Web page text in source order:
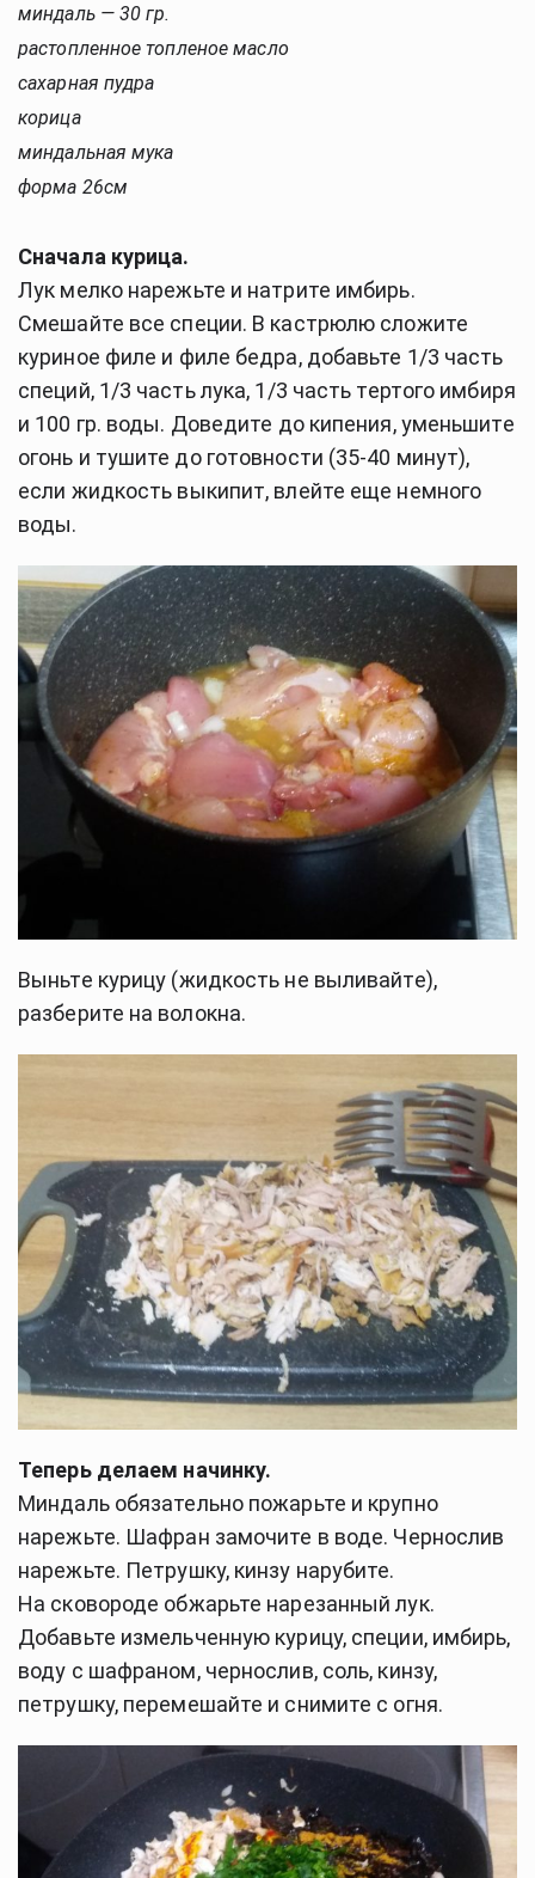
миндаль — 30 гр.
растопленное топленое масло
сахарная пудра
корица
миндальная мука
форма 26см
Сначала курица.
Лук мелко нарежьте и натрите имбирь.
Смешайте все специи. В кастрюлю сложите
куриное филе и филе бедра, добавьте 1/3 часть
специй, 1/3 часть лука, 1/3 часть тертого имбиря
и 100 гр. воды. Доведите до кипения, уменьшите
огонь и тушите до готовности (35-40 минут),
если жидкость выкипит, влейте еще немного
воды.
Выньте курицу (жидкость не выливайте),
разберите на волокна.
Теперь делаем начинку.
Миндаль обязательно пожарьте и крупно
нарежьте. Шафран замочите в воде. Чернослив
нарежьте. Петрушку, кинзу нарубите.
На сковороде обжарьте нарезанный лук.
Добавьте измельченную курицу, специи, имбирь,
воду с шафраном, чернослив, соль, кинзу,
петрушку, перемешайте и снимите с огня.